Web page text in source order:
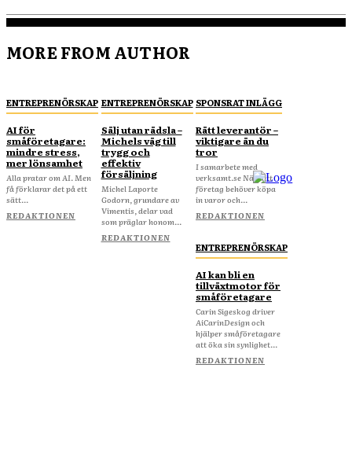
MORE FROM AUTHOR
ENTREPRENÖRSKAP
AI för
småföretagare:
mindre stress,
mer lönsamhet
Alla pratar om AI. Men
få förklarar det på ett
sätt...
REDAKTIONEN
ENTREPRENÖRSKAP
Sälj utan rädsla –
Michels väg till
trygg och
effektiv
försäljning
Michel Laporte
Godorn, grundare av
Vimentis, delar vad
som präglar honom...
REDAKTIONEN
SPONSRAT INLÄGG
Rätt leverantör –
viktigare än du
tror
I samarbete med
verksamt.se När ditt
företag behöver köpa
in varor och...
REDAKTIONEN
ENTREPRENÖRSKAP
AI kan bli en
tillväxtmotor för
småföretagare
Carin Sigeskog driver
AiCarinDesign och
hjälper småföretagare
att öka sin synlighet...
REDAKTIONEN